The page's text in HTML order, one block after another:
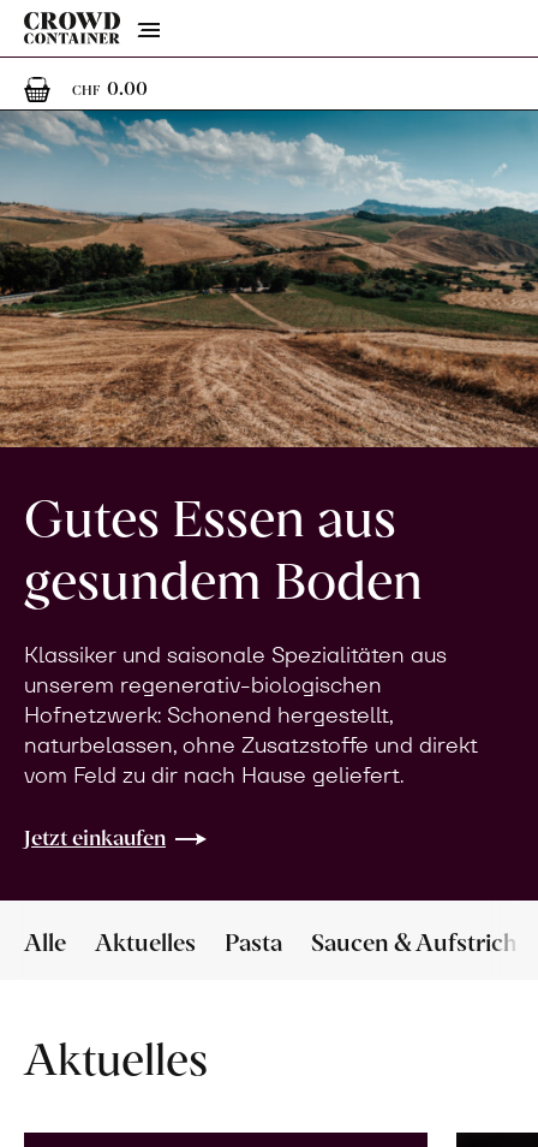
Menu
CHF 0.000 Artikel im Warenkorb
Gutes Essen aus
gesundem Boden
Klassiker und saisonale Spezialitäten aus
unserem regenerativ-biologischen
Hofnetzwerk: Schonend hergestellt,
naturbelassen, ohne Zusatzstoffe und direkt
vom Feld zu dir nach Hause geliefert.
Jetzt einkaufen
Alle Aktuelles Pasta Saucen & Aufstriche
Aktuelles